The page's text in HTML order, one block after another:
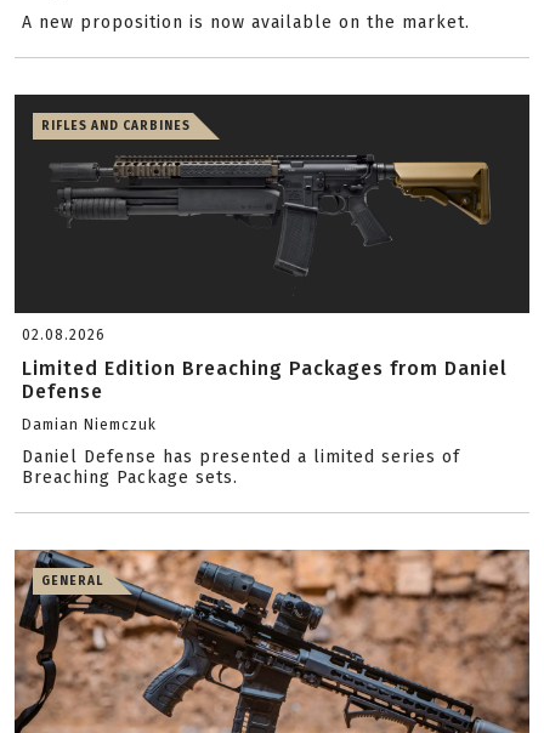
A new proposition is now available on the market.
RIFLES AND CARBINES
02.08.2026
Limited Edition Breaching Packages from Daniel
Defense
Damian Niemczuk
Daniel Defense has presented a limited series of
Breaching Package sets.
GENERAL